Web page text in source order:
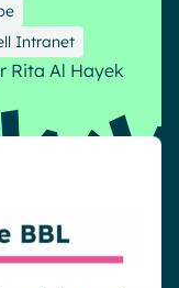
design
Intranet
Rita Al Hayek